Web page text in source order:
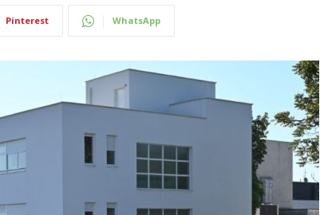
Pinterest WhatsApp